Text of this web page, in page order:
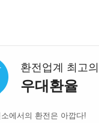
환전업계 최고의
우대환율
에서의 환전은 아깝다!